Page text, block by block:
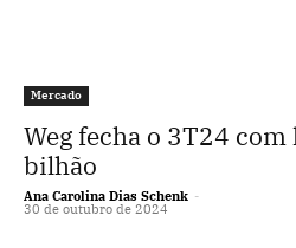
Mercado
Weg fecha o 3T24
bilhão
Ana Carolina Dias Schenk -
30 de outubro de 2024